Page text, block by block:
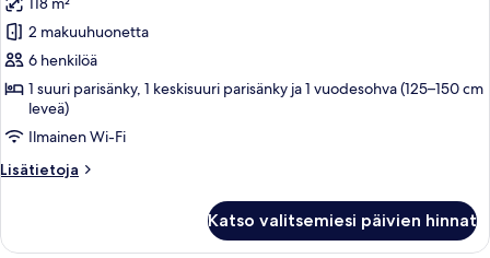
Huoneisto,
2
makuuhuonetta
kuvat
2 makuuhuonetta
6 henkilöä
1 suuri parisänky, 1 keskisuuri parisänky ja 1 vuodesohva (125–150 cm
leveä)
Ilmainen Wi-Fi
Lisätietoja
Lisätietoja
makuuhuonetta
Katso valitsemiesi päivien hinnat